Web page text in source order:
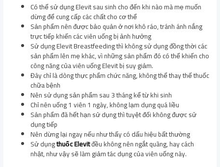
Có thể sử dụng Elevit sau sinh cho đến khi nào mà mẹ muốn
dừng để cung cấp các chất cho cơ thể
Sản phẩm nên được bảo quản ở nơi khô ráo, tránh ánh nắng
trực tiếp khiến các viên uống bị ảnh hưởng
Sử dụng Elevit Breastfeeding thì không sử dụng đồng thời các
sản phẩm lên mẹ khác, vì những sản phẩm đó có thể khiến cho
công năng của viên uống Elevit bị suy giảm.
Đây chỉ là dòng thực phẩm chức năng, không thể thay thế thuốc
chữa bệnh
Nên sử dụng sản phẩm sau 3 tháng kể từ khi sinh
Chỉ nên uống 1 viên 1 ngày, không lạm dụng quá liều
Sản phẩm đã hết hạn sử dụng thì tuyệt đối không được sử
dụng tiếp
Nên dừng lại ngay nếu như thấy có dấu hiệu bất thường
Sử dụngthuốc Elevitđều không nên ngắt quãng, hay cách
nhật, như vậy sẽ làm giảm tác dụng của viên uống này.